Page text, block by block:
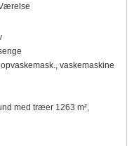
vaskemaskine
med træer 1263 m²,